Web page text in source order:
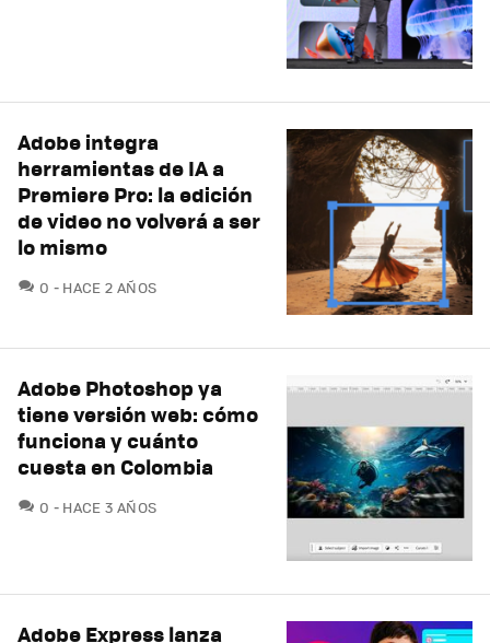
Adobe integra
herramientas de IA a
Premiere Pro: la edición
de video no volverá a ser
lo mismo
0 COMENTARIOS
HACE 2 AÑOS
Adobe Photoshop ya
tiene versión web: cómo
funciona y cuánto
cuesta en Colombia
0 COMENTARIOS
HACE 3 AÑOS
Adobe Express lanza